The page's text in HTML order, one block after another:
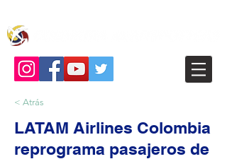
< Atrás
LATAM Airlines Colombia
reprograma pasajeros de